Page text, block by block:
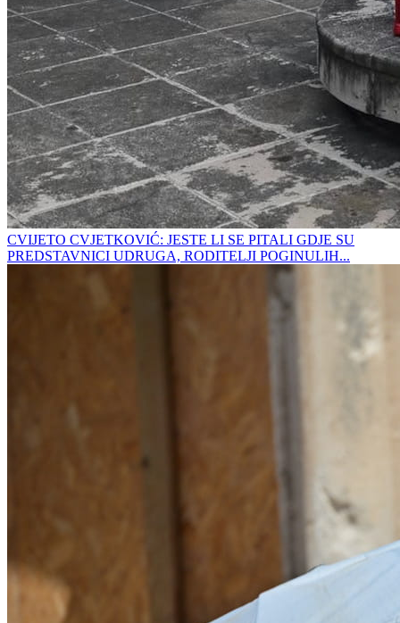
CVIJETO CVJETKOVIĆ: JESTE LI SE PITALI GDJE SU
PREDSTAVNICI UDRUGA, RODITELJI POGINULIH...